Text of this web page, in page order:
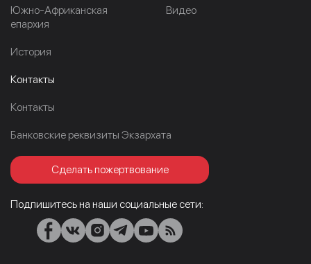
Южно-Африканская
епархия
История
Видео
Контакты
Контакты
Банковские реквизиты Экзархата
Сделать пожертвование
Подпишитесь на наши социальные сети: